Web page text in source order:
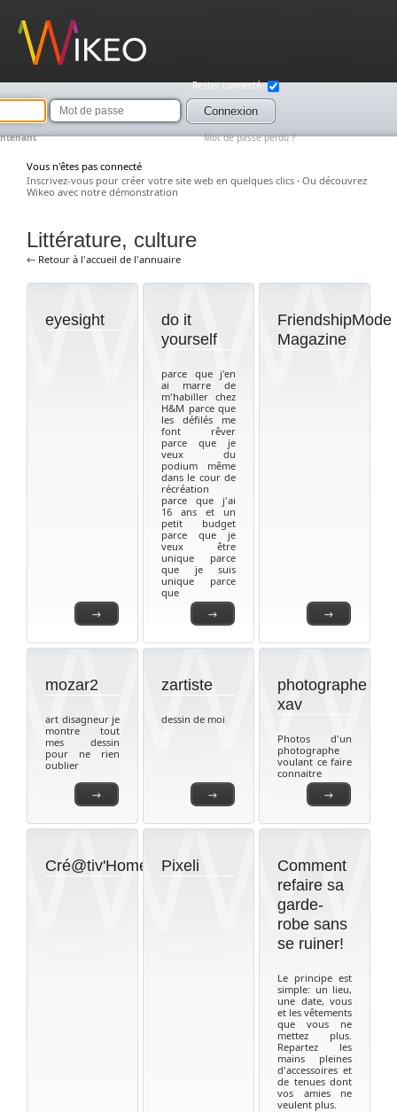
Rester connecté
Mot
de
passe
Connexion
Mot de passe perdu ?
Vous n'êtes pas connecté
Inscrivez-vous pour créer votre site web en quelques clics · Ou découvrez
Wikeo avec notre démonstration
Littérature, culture
← Retour à l'accueil de l'annuaire
→
eyesight
→
do it
yourself
parce que j'en
ai marre de
m'habiller chez
H&M parce que
les défilés me
font rêver
parce que je
veux du
podium même
dans le cour de
récréation
parce que j'ai
16 ans et un
petit budget
parce que je
veux être
unique parce
que je suis
unique parce
que
→
FriendshipMode
Magazine
→
mozar2
art disagneur je
montre tout
mes dessin
pour ne rien
oublier
→
zartiste
dessin de moi
→
photographe
xav
Photos d'un
photographe
voulant ce faire
connaitre
Cré@tiv'Home Pixeli
Comment
refaire sa
garde-
robe sans
se ruiner!
Le principe est
simple: un lieu,
une date, vous
et les vêtements
que vous ne
mettez plus.
Repartez les
mains pleines
d'accessoires et
de tenues dont
vos amies ne
veulent plus.